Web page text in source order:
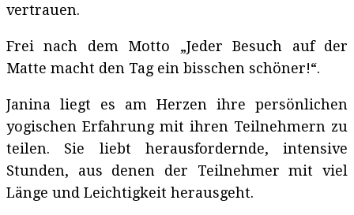
vertrauen.
Frei nach dem Motto „Jeder Besuch auf der
Matte macht den Tag ein bisschen schöner!“.
Janina liegt es am Herzen ihre persönlichen
yogischen Erfahrung mit ihren Teilnehmern zu
teilen. Sie liebt herausfordernde, intensive
Stunden, aus denen der Teilnehmer mit viel
Länge und Leichtigkeit herausgeht.